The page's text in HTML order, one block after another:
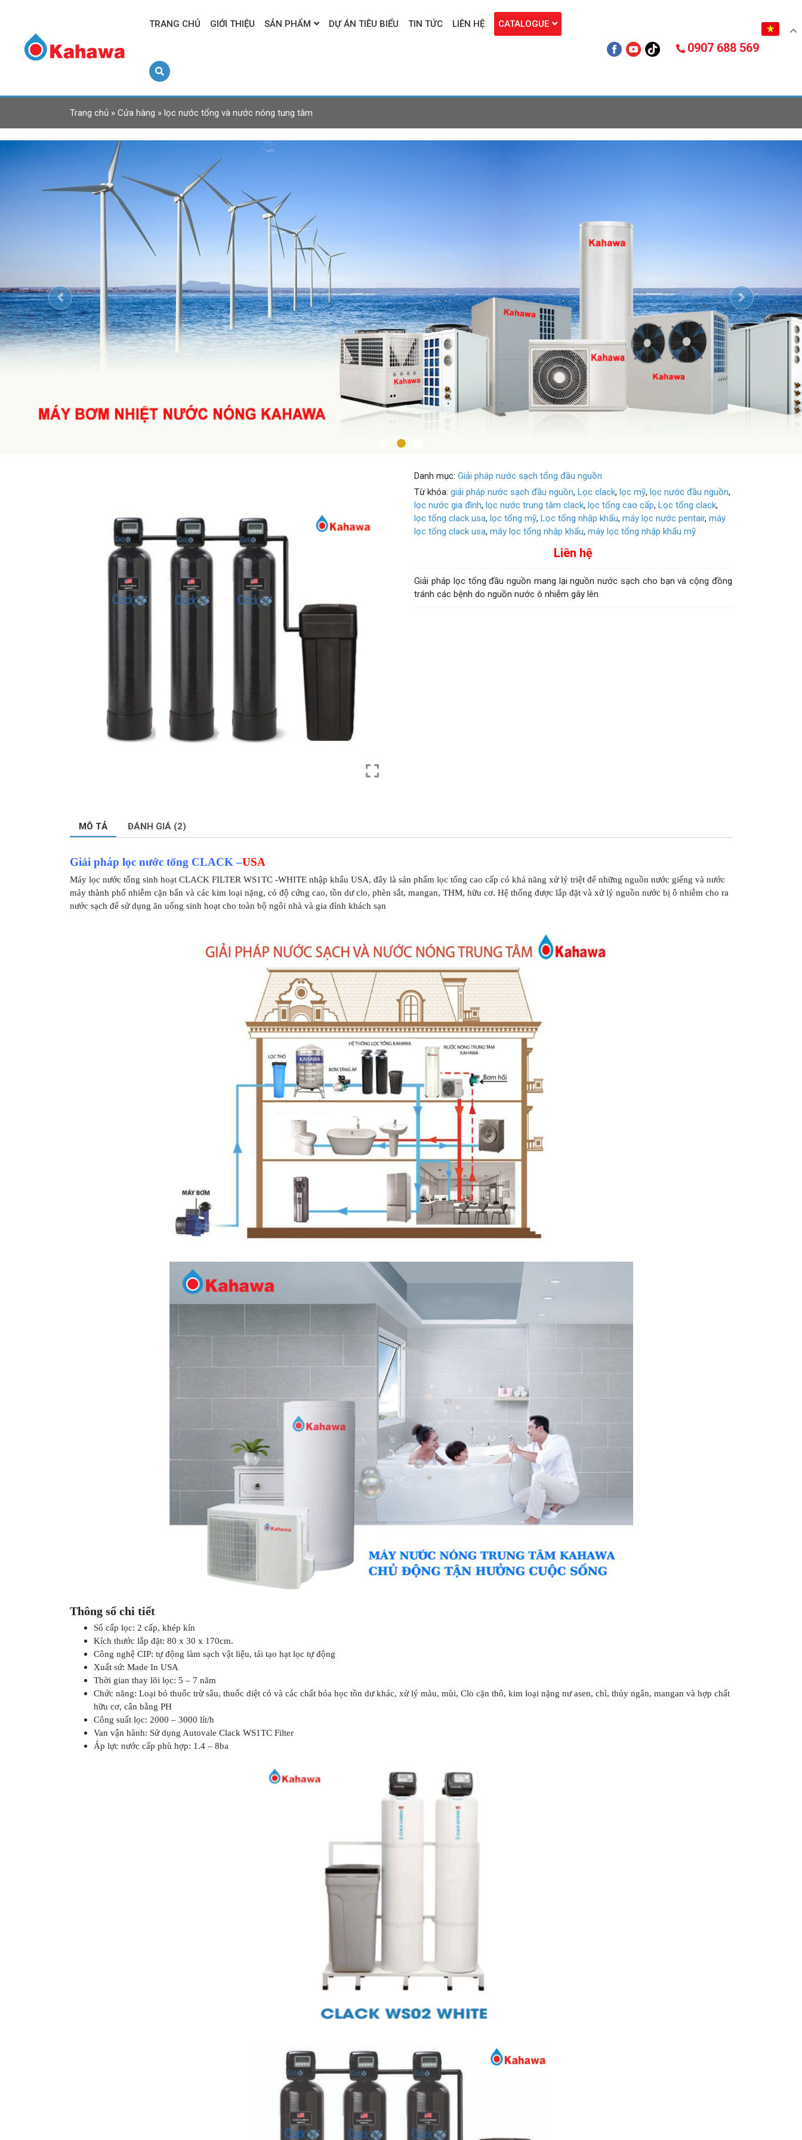
TRANG CHỦ GIỚI THIỆU SẢN PHẨM DỰ ÁN TIÊU BIỂU TIN TỨC LIÊN HỆ CATALOGUE
0907 688 569
Trang chủ » Cửa hàng » lọc nước tổng và nước nóng tung tâm
Previous Next
Từ khóa:giải pháp nước sạch đầu nguồn,Lọc clack
lọc nước gia đình
lọc nước trung tâm clack lọc tổng cao cấp Lọc tổng clack
lọc tổng clack usa, lọc tổng mỹ Lọc tổng nhập khẩu máy lọc nước pentair
máy
lọc tổng clack usa
,máy lọc tổng nhập khẩu, máy lọc tổng nhập khẩu mỹ
Giá: Liên hệ
Giải pháp lọc tổng đầu nguồn mang lại nguồn nước sạch cho bạn và cộng đồng
tránh các bệnh do nguồn nước ô nhiễm gây lên
Máy lọc nước tổng sinh hoạt CLACK FILTER WS1TC -WHITE nhập khẩu USA, đây là sản phẩm lọc tổng cao cấp có khả năng xử lý triệt để những nguồn nước giếng và nước
máy thành phố nhiễm cặn bẩn và các kim loại nặng, có độ cứng cao, tồn dư clo, phèn sắt, mangan, THM, hữu cơ. Hệ thống được lắp đặt và xử lý nguồn nước bị ô nhiễm cho ra
nước sạch để sử dụng ăn uống sinh hoạt cho toàn bộ ngôi nhà và gia đình khách sạn
Số cấp lọc: 2 cấp, khép kín
Kích thước lắp đặt: 80 x 30 x 170cm.
Công nghệ CIP:tự động làm sạch vật liệu, tái tạo hạt lọc tự động
Xuất sứ:Made In USA
Thời gian thay lõi lọc: 5 – 7 năm
Chức năng:
Loại bỏ thuốc trừ sâu, thuốc diệt cỏ và các chất hóa học tồn dư khác, xử lý màu, mùi, Clo cặn thô, kim loại nặng nư asen, chì, thủy ngân, mangan và hợp chất
hữu cơ, cân bằng PH
Công suất lọc: 20
00 – 3000 lít/h
Van vận hành: Sử dụng Autovale Clack WS1TC Filter
Áp lực nước cấp phù hợp:
1.4 – 8ba